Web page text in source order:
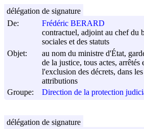
De:
Frédéric BERARD
contractuel, adjoint au chef du
sociales et des statuts
Objet:
au nom du ministre d'État,
de la justice, tous actes, arrêtés
l'exclusion des décrets, dans
attributions
Groupe:
Direction de la protection
délégation de signature
délégation de signature